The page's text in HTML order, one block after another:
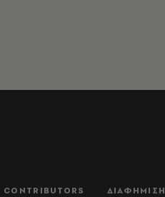
CONTRIBUTORS ΔΙΑΦΗΜΙΣΗ